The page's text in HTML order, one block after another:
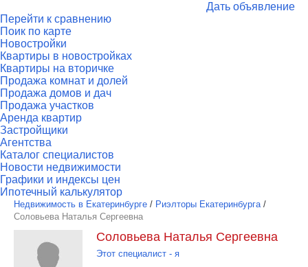
Дать объявление
Перейти к сравнению
Поик по карте
Новостройки
Квартиры в новостройках
Квартиры на вторичке
Продажа комнат и долей
Продажа домов и дач
Продажа участков
Аренда квартир
Застройщики
Агентства
Каталог специалистов
Новости недвижимости
Графики и индексы цен
Ипотечный калькулятор
Недвижимость в Екатеринбурге / Риэлторы Екатеринбурга /
Соловьева Наталья Сергеевна
Соловьева Наталья Сергеевна
Этот специалист - я